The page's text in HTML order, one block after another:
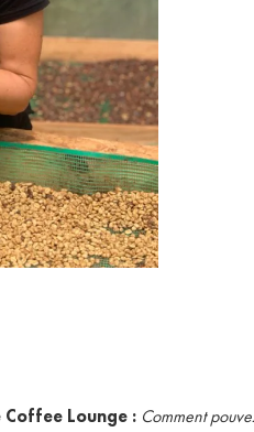
Coffee Lounge : Comment